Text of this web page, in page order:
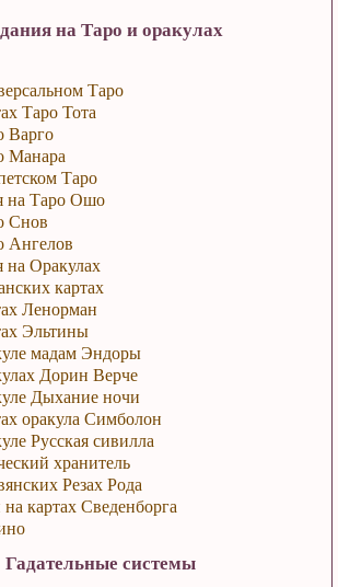
на Таро и оракулах
Таро
Таро Тота
Варго
Манара
Таро
на Таро Ошо
Снов
Ангелов
на Оракулах
картах
Ленорман
Эльтины
мадам Эндоры
Дорин Верче
Дыхание ночи
оракула Симболон
Русская сивилла
хранитель
Резах Рода
картах Сведенборга
Гадательные системы